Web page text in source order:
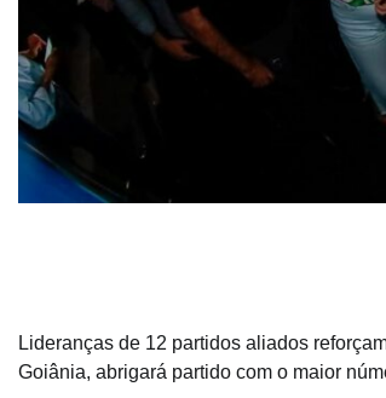
Lideranças de 12 partidos aliados
Goiânia, abrigará partido com o maior